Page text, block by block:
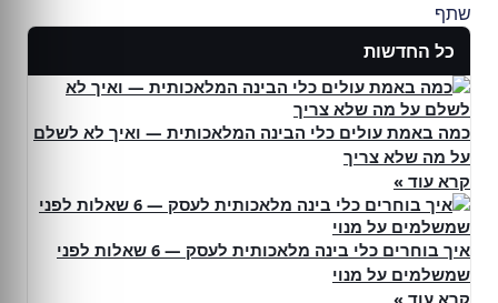
שתף
כל החדשות
כמה באמת עולים כלי הבינה המלאכותית — ואיך לא לשלם
על מה שלא צריך
קרא עוד »
איך בוחרים כלי בינה מלאכותית לעסק — 6 שאלות לפני
שמשלמים על מנוי
קרא עוד »